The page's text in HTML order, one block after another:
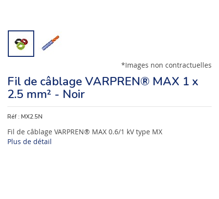
*Images non contractuelles
Fil de câblage VARPREN® MAX 1 x
2.5 mm² - Noir
Réf : MX2.5N
Fil de câblage VARPREN® MAX 0.6/1 kV type MX
Plus de détail